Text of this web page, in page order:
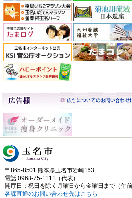
〒865-8501 熊本県玉名市岩崎163
電話:0968-75-1111（代表）
開庁日：祝日を除く月曜日から金曜日まで（午
各課直通のお問い合わせ先はこちら